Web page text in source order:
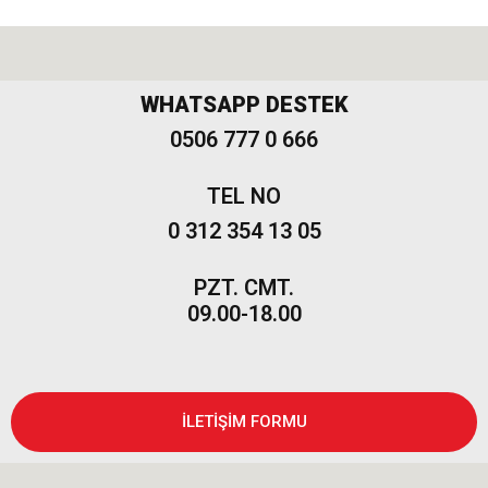
WHATSAPP DESTEK
0506 777 0 666
TEL NO
0 312 354 13 05
PZT. CMT.
09.00-18.00
İLETİŞİM FORMU